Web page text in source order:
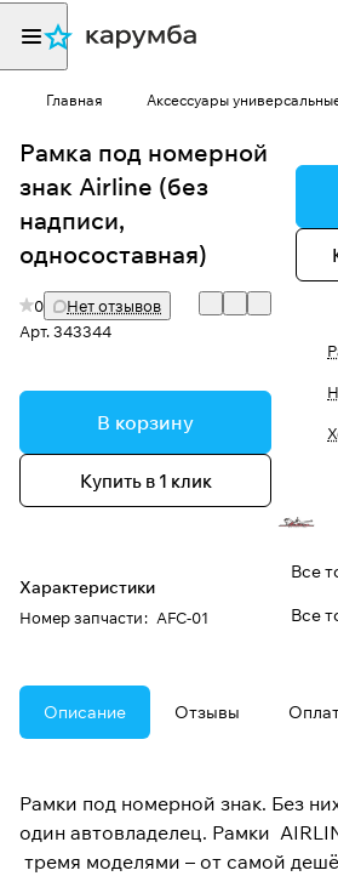
Главная Аксессуары
Рамка под номерной
знак Airline (без
надписи,
односоставная)
0
Нет отзывов
Арт.343344
В корзину
Купить в 1 клик
Характеристики
Номер запчасти: AFC-01
Все
Все
Описание Отзывы
Рамки под номерной знак. Без
один автовладелец. Рамки
тремя моделями – от самой